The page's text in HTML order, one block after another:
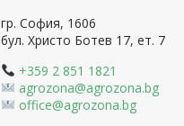
гр. София, 1606
бул. Христо Ботев 17, ет. 7
+359 2 851 1821
agrozona@agrozona.bg
office@agrozona.bg